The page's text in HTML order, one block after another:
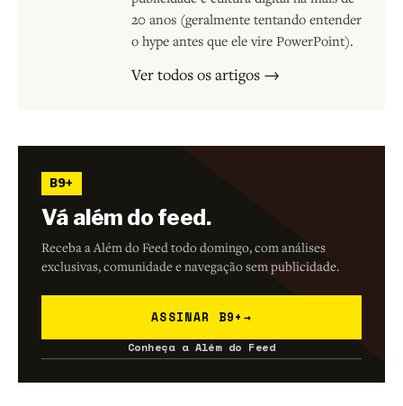
20 anos (geralmente tentando entender
o hype antes que ele vire PowerPoint).
Ver todos os artigos →
B9+
Vá além do feed.
Receba a Além do Feed todo domingo, com análises
exclusivas, comunidade e navegação sem publicidade.
ASSINAR B9+ →
Conheça a Além do Feed